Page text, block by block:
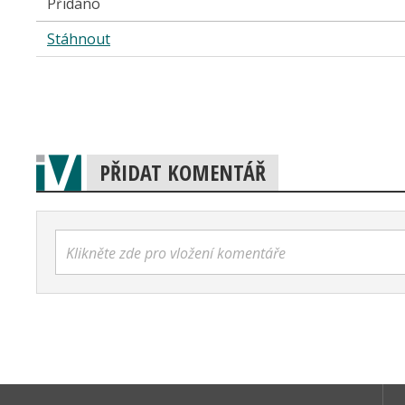
Stáhnout
PŘIDAT KOMENTÁŘ
Klikněte zde pro vložení komentáře